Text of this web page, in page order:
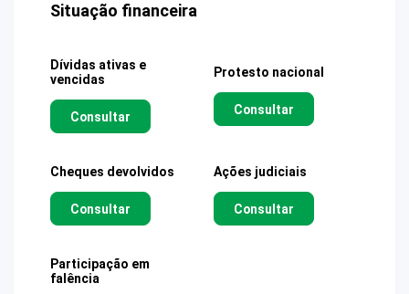
Situação financeira
Dívidas ativas e
vencidas
Consultar
Protesto nacional
Consultar
Cheques devolvidos
Consultar
Ações judiciais
Consultar
Participação em
falência